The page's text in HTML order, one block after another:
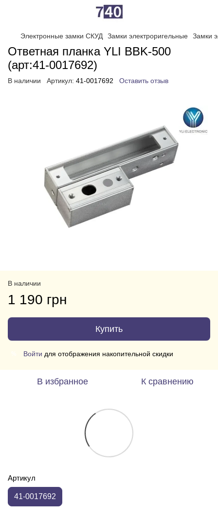
Электронные замки СКУД Замки электроригельные Замки
Ответная планка YLI BBK-500
(арт:41-0017692)
В наличии Артикул: 41-0017692 Оставить отзыв
В наличии
1 190 грн
Купить
Войти для отображения накопительной скидки
В избранное К сравнению
Артикул
41-0017692